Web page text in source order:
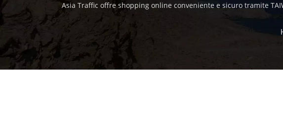
Asia Traffic offre shopping online conveniente e sicuro tramite
acquistare campioni di parti automobilistiche